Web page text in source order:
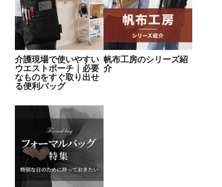
介護現場で使いやすい
ウエストポーチ｜必要
なものをすぐ取り出せ
る便利バッグ
帆布工房のシリーズ紹
介